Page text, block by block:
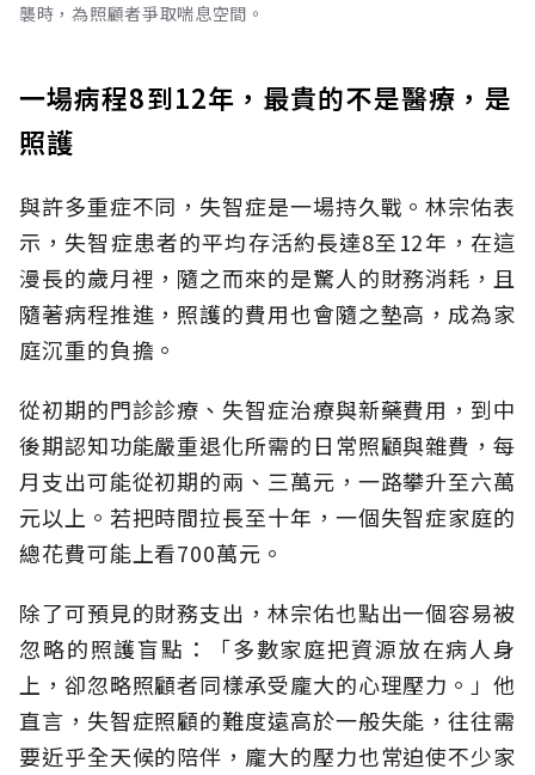
襲時，為照顧者爭取喘息空間。
一場病程8到12年，最貴的不是醫療，是
照護
與許多重症不同，失智症是一場持久戰。林宗佑表
示，失智症患者的平均存活約長達8至12年，在這
漫長的歲月裡，隨之而來的是驚人的財務消耗，且
隨著病程推進，照護的費用也會隨之墊高，成為家
庭沉重的負擔。
從初期的門診診療、失智症治療與新藥費用，到中
後期認知功能嚴重退化所需的日常照顧與雜費，每
月支出可能從初期的兩、三萬元，一路攀升至六萬
元以上。若把時間拉長至十年，一個失智症家庭的
總花費可能上看700萬元。
除了可預見的財務支出，林宗佑也點出一個容易被
忽略的照護盲點：「多數家庭把資源放在病人身
上，卻忽略照顧者同樣承受龐大的心理壓力。」他
直言，失智症照顧的難度遠高於一般失能，往往需
要近乎全天候的陪伴，龐大的壓力也常迫使不少家